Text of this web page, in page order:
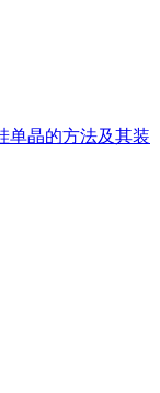
单晶的方法及其装